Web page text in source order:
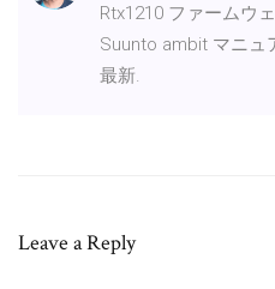
Rtx1210 ファームウ
Suunto ambit マニュ
最新.
Leave a Reply